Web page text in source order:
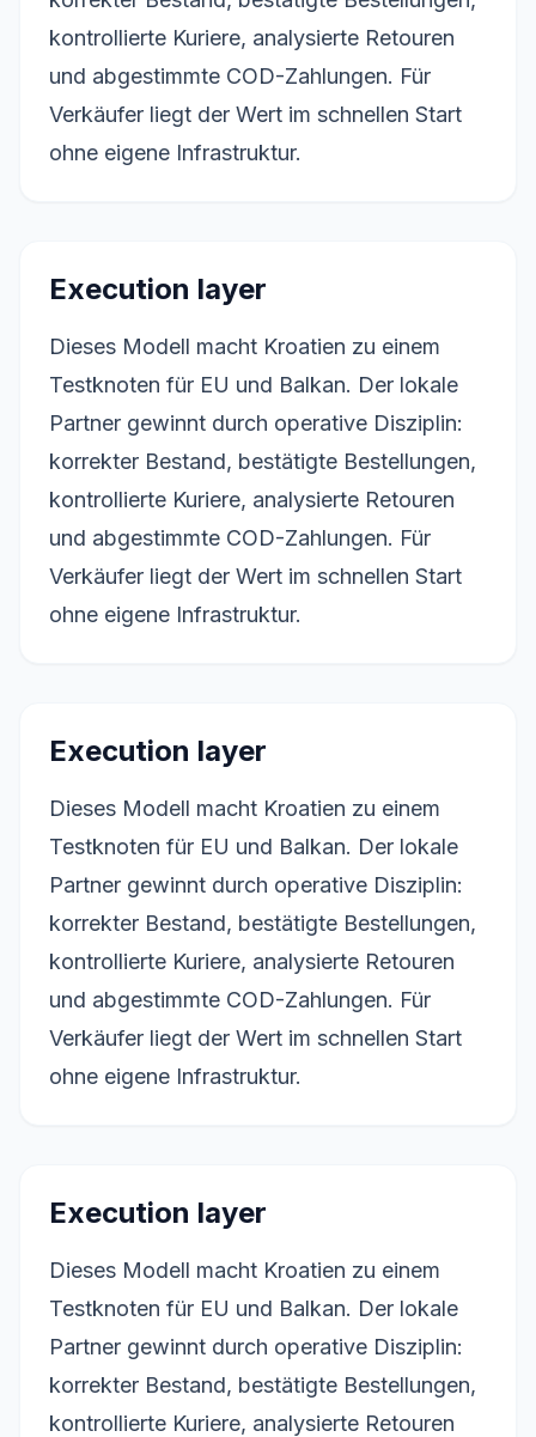
kontrollierte Kuriere, analysierte Retouren
und abgestimmte COD-Zahlungen. Für
Verkäufer liegt der Wert im schnellen Start
ohne eigene Infrastruktur.
Execution layer
Dieses Modell macht Kroatien zu einem
Testknoten für EU und Balkan. Der lokale
Partner gewinnt durch operative Disziplin:
korrekter Bestand, bestätigte Bestellungen,
kontrollierte Kuriere, analysierte Retouren
und abgestimmte COD-Zahlungen. Für
Verkäufer liegt der Wert im schnellen Start
ohne eigene Infrastruktur.
Execution layer
Dieses Modell macht Kroatien zu einem
Testknoten für EU und Balkan. Der lokale
Partner gewinnt durch operative Disziplin:
korrekter Bestand, bestätigte Bestellungen,
kontrollierte Kuriere, analysierte Retouren
und abgestimmte COD-Zahlungen. Für
Verkäufer liegt der Wert im schnellen Start
ohne eigene Infrastruktur.
Execution layer
Dieses Modell macht Kroatien zu einem
Testknoten für EU und Balkan. Der lokale
Partner gewinnt durch operative Disziplin:
korrekter Bestand, bestätigte Bestellungen,
kontrollierte Kuriere, analysierte Retouren